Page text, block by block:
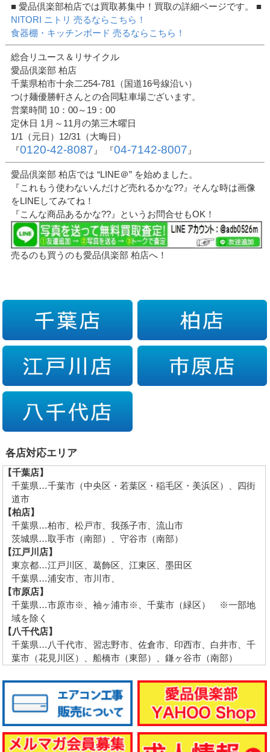
■ 愛品倶楽部柏店では買取募集中！買取の詳細ページです。 ■
NITORI ニトリ 売るならこちら！
食器棚・キッチンボード 売るならこちら！
総合リユース＆リサイクル
愛品倶楽部 柏店
千葉県柏市十余二254-781（国道16号線沿い）
つけ麺優勝軒さんとの合同駐車場ございます。
営業時間 10：00～19：00
定休日 1月～11月の第三木曜日
1/1（元日）12/31（大晦日）
『0120-42-8087 』 『04-7142-8007 』
愛品倶楽部 柏店では “LINE＠” を始めました。
『これもう使わないんだけど売れるかな??』そんな時は画像
をLINEしてみてね！
『こんな商品あるかな??』というお問合せもOK！
売るのも買うのも愛品倶楽部 柏店へ！
各店対応エリア
【千葉店】
千葉県…千葉市（中央区・若葉区・稲毛区・美浜区）、四街
道市
【柏店】
千葉県…柏市、松戸市、我孫子市、流山市
茨城県…取手市（南部）、守谷市（南部）
【江戸川店】
東京都…江戸川区、葛飾区、江東区、墨田区
千葉県…浦安市、市川市、
【市原店】
千葉県…市原市※、袖ヶ浦市※、千葉市（緑区） ※一部地
域を除く
【八千代店】
千葉県…八千代市、習志野市、佐倉市、印西市、白井市、千
葉市（花見川区）、船橋市（東部）、鎌ヶ谷市（南部）